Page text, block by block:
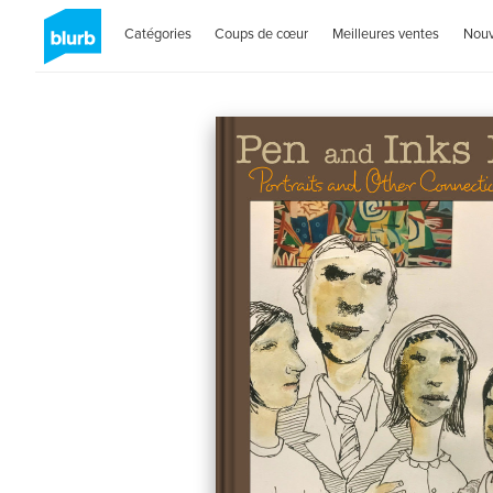
Catégories Coups de cœur Meilleures ventes